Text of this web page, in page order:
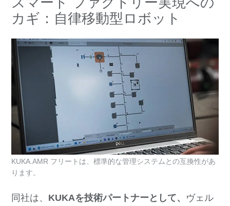
カギ：自律移動型ロボット
同社は、 KUKAを技術パートナーとして、 ヴェル
KUKA.AMR フリートは、標準的な管理システムとの互換性があ
ります。